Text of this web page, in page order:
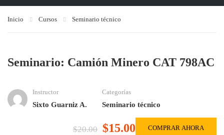
Inicio Cursos Seminario técnico
Seminario: Camión Minero CAT 798AC
Instructor
Sixto Guarniz A.
Categorías
Seminario técnico
$20.00 $15.00 COMPRAR AHORA